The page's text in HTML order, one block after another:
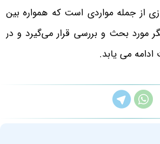
از جمله مواردی است که همواره بین
مورد بحث و بررسی قرار می‌گیرد و در
می یابد.